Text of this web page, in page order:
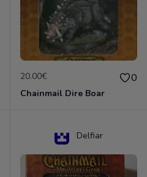
20.00€ 0
Chainmail Dire Boar
Delfiar